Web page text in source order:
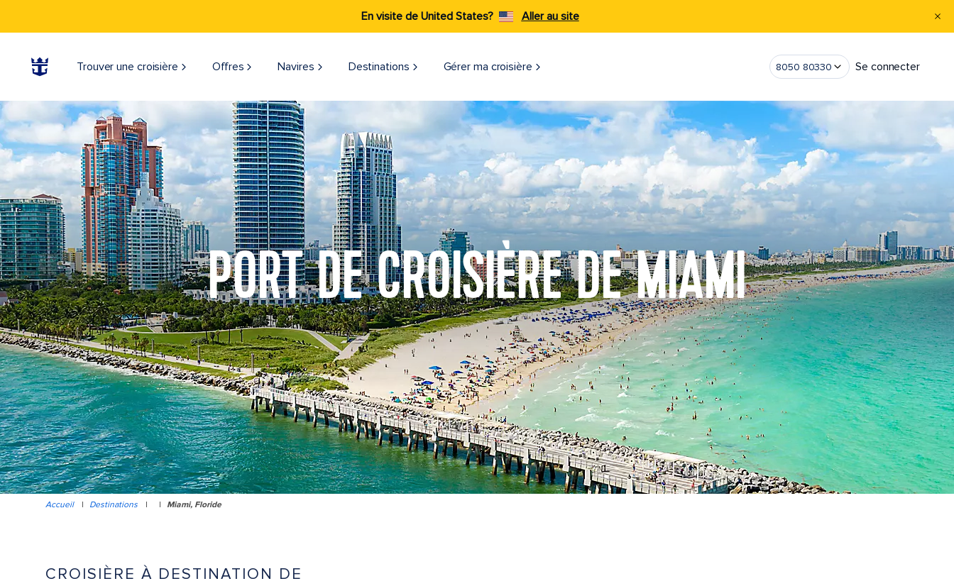
En visite de United States? Aller au site
Trouver une croisière Offres Navires Destinations Gérer ma croisière 8050 80330 Se connecter
PORT DE CROISIÈRE DE MIAMI
Accueil | Destinations | | Miami, Floride
CROISIÈRE À DESTINATION DE